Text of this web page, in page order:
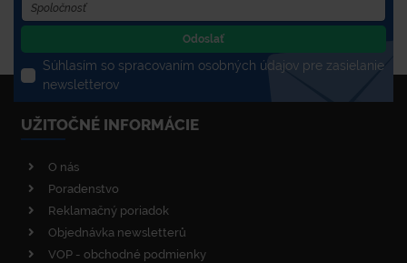
Odoslať
Súhlasím so spracovaním osobných údajov pre zasielanie
newsletterov
UŽITOČNÉ INFORMÁCIE
O nás
Poradenstvo
Reklamačný poriadok
Objednávka newsletterů
VOP - obchodné podmienky